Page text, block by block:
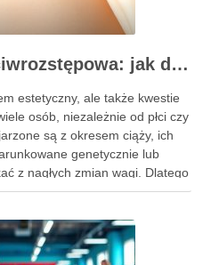
Profilaktyka przeciwrozstępowa: jak dbać o skórę skutecznie?
estetyczny, ale także kwestie
osób, niezależnie od płci czy
są z okresem ciąży, ich
genetycznie lub
z nagłych zmian wagi. Dlatego
lat zadbać …